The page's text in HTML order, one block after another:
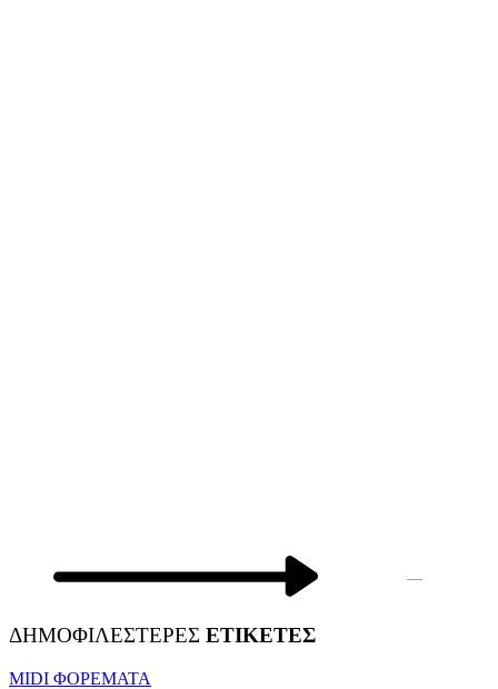
—
ΔΗΜΟΦΙΛΕΣΤΕΡΕΣ ΕΤΙΚΕΤΕΣ
MIDI ΦΟΡΕΜΑΤΑ